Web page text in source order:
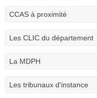
CCAS à proximité
Les CLIC du département
La MDPH
Les tribunaux d'instance